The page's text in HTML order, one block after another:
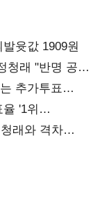
윳값 1909원
청래 "반명 공세
추가투표
'1위
래와 격차